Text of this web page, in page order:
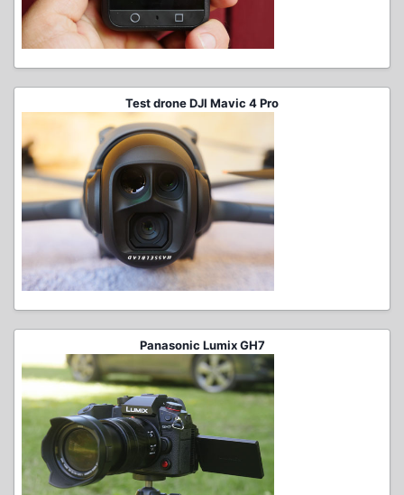
Test drone DJI Mavic 4 Pro
Panasonic Lumix GH7